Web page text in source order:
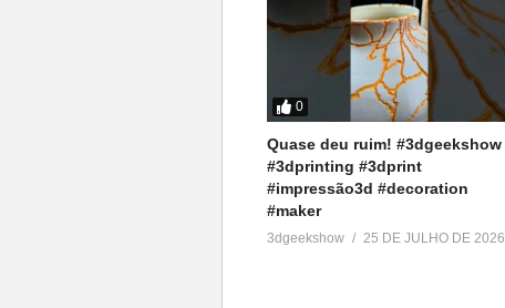
0
Quase deu ruim! #3dgeekshow
#3dprinting #3dprint
#impressão3d #decoration
#maker
3dgeekshow 25 DE JULHO DE 2026